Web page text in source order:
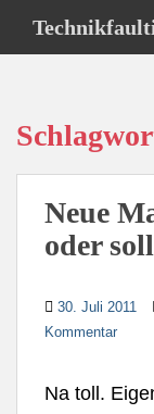
Neue
oder
30. Juli 2011
Kommentar
Na toll.